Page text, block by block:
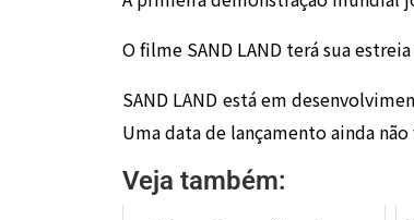
O filme SAND LAND terá sua
SAND LAND está em
Uma data de lançamento ainda
Veja também: